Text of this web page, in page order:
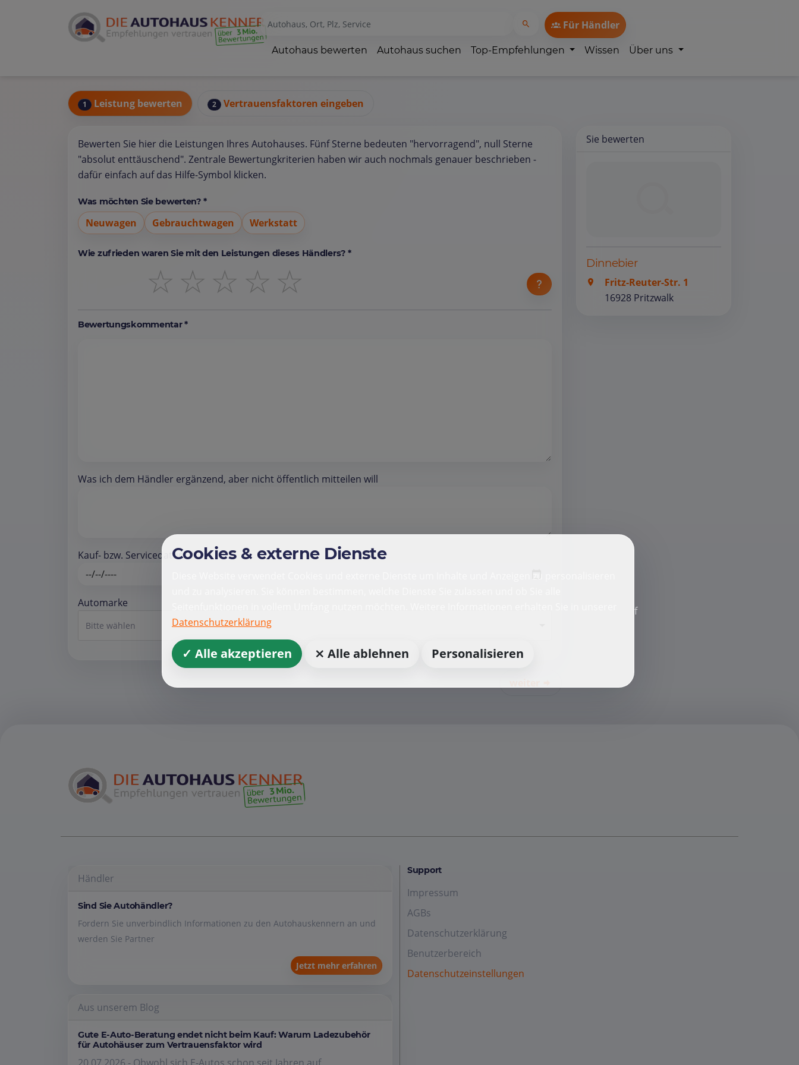
Für Händler
Autohaus bewerten Autohaus suchen Top-Empfehlungen Wissen Über uns
Sie bewerten
Dinnebier
Fritz-Reuter-Str. 1
16928 Pritzwalk
1 Leistung bewerten 2 Vertrauensfaktoren eingeben
Bewerten Sie hier die Leistungen Ihres Autohauses. Fünf Sterne bedeuten "hervorragend", null Sterne
"absolut enttäuschend". Zentrale Bewertungkriterien haben wir auch nochmals genauer beschrieben -
dafür einfach auf das Hilfe-Symbol klicken.
Was möchten Sie bewerten? *
Neuwagen Gebrauchtwagen Werkstatt
Wie zufrieden waren Sie mit den Leistungen dieses Händlers? *
☆
☆
☆
☆
☆
Bewertungskommentar *
Was ich dem Händler ergänzend, aber nicht öffentlich mitteilen will
Kauf- bzw. Servicedatum *
Automarke
Bitte wählen
Händler
Sind Sie Autohändler?
Fordern Sie unverbindlich Informationen zu den Autohauskennern an und
werden Sie Partner
Jetzt mehr erfahren
Aus unserem Blog
Gute E-Auto-Beratung endet nicht beim Kauf: Warum Ladezubehör
für Autohäuser zum Vertrauensfaktor wird
Support
Impressum
AGBs
Datenschutzerklärung
Benutzerbereich
Datenschutzeinstellungen
Cookies & externe Dienste
Diese Website verwendet Cookies und externe Dienste um Inhalte und Anzeigen zu personalisieren
Datenschutzerklärung
✓ Alle akzeptieren ⨯ Alle ablehnen Personalisieren
f